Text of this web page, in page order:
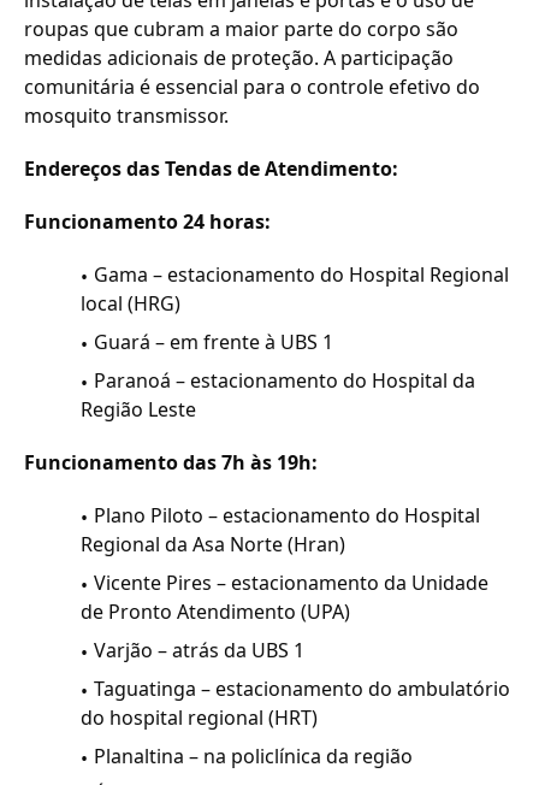
roupas que cubram a maior parte do corpo são
medidas adicionais de proteção. A participação
comunitária é essencial para o controle efetivo do
mosquito transmissor.
Endereços das Tendas de Atendimento:
Funcionamento 24 horas:
Gama – estacionamento do Hospital Regional
local (HRG)
Guará – em frente à UBS 1
Paranoá – estacionamento do Hospital da
Região Leste
Funcionamento das 7h às 19h:
Plano Piloto – estacionamento do Hospital
Regional da Asa Norte (Hran)
Vicente Pires – estacionamento da Unidade
de Pronto Atendimento (UPA)
Varjão – atrás da UBS 1
Taguatinga – estacionamento do ambulatório
do hospital regional (HRT)
Planaltina – na policlínica da região